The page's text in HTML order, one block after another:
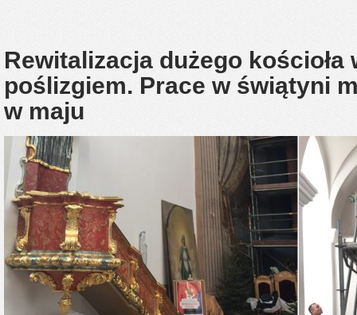
Rewitalizacja dużego kościoła
poślizgiem. Prace w świątyni
w maju